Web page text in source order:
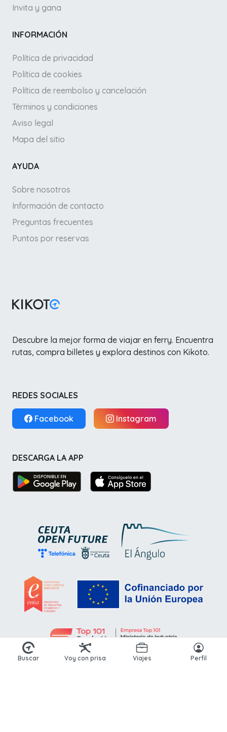
Buscar Voy con prisa Viajes Perfil
Invita y gana
INFORMACIÓN
Política de privacidad
Política de cookies
Política de reembolso y cancelación
Términos y condiciones
Aviso legal
Mapa del sitio
AYUDA
Sobre nosotros
Información de contacto
Preguntas frecuentes
Puntos por reservas
Descubre la mejor forma de viajar en ferry. Encuentra
rutas, compra billetes y explora destinos con Kikoto.
REDES SOCIALES
Facebook Instagram
DESCARGA LA APP